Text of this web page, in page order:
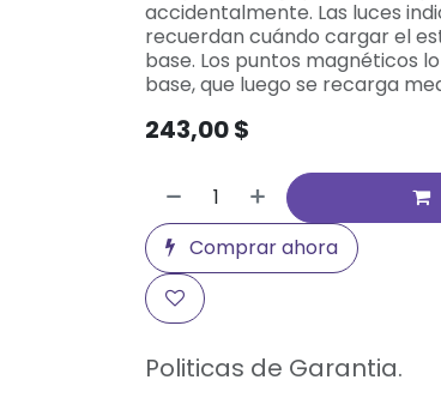
accidentalmente. Las luces
recuerdan cuándo cargar el
base. Los puntos magnéticos
base, que luego se recarga
243,00$
Comprar ahora
Politicas de Garantia.